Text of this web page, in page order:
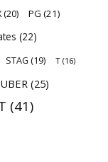
(20) PG (21)
(22)
STAG (19) T (16)
UBER (25)
(41)